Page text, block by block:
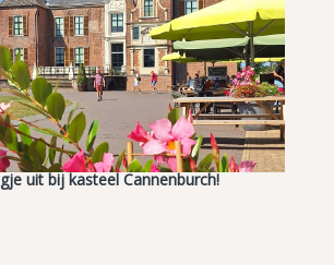
uit bij kasteel Cannenburch!